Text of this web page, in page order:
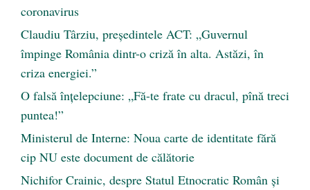
coronavirus
Claudiu Târziu, președintele ACT: „Guvernul
împinge România dintr-o criză în alta. Astăzi, în
criza energiei.”
O falsă înțelepciune: „Fă-te frate cu dracul, pînă treci
puntea!”
Ministerul de Interne: Noua carte de identitate fără
cip NU este document de călătorie
Nichifor Crainic, despre Statul Etnocratic Român şi